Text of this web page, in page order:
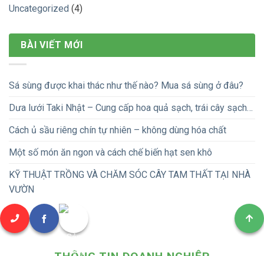
Uncategorized (4)
BÀI VIẾT MỚI
Sá sùng được khai thác như thế nào? Mua sá sùng ở đâu?
Dưa lưới Taki Nhật – Cung cấp hoa quả sạch, trái cây sạch…
Cách ủ sầu riêng chín tự nhiên – không dùng hóa chất
Một số món ăn ngon và cách chế biến hạt sen khô
KỸ THUẬT TRỒNG VÀ CHĂM SÓC CÂY TAM THẤT TẠI NHÀ
VƯỜN